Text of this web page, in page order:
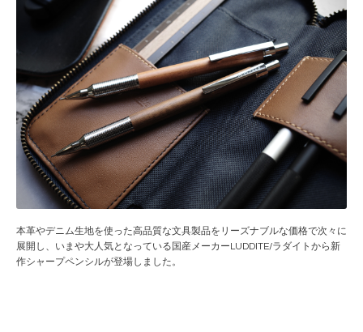
本革やデニム生地を使った高品質な文具製品をリーズナブルな価格で次々に
展開し、いまや大人気となっている国産メーカーLUDDITE/ラダイトから新
作シャープペンシルが登場しました。